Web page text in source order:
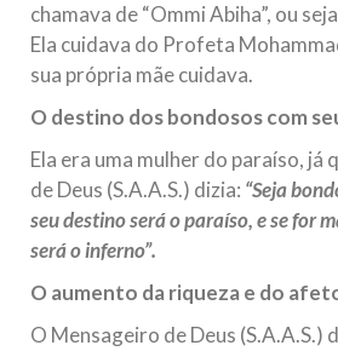
chamava de “Ommi Abiha”, ou
Ela cuidava do Profeta
sua própria mãe cuidava.
O destino dos bondosos com
Ela era uma mulher do paraíso, já
de Deus (S.A.A.S.) dizia: “Seja
seu destino será o paraíso, e se for
será o inferno”.
O aumento da riqueza e do
O Mensageiro de Deus (S.A.A.S.)